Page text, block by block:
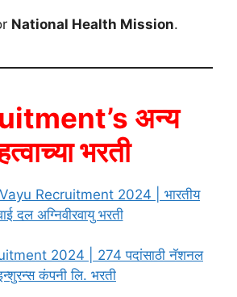
National Health Mission.
अन्य
भरती
Recruitment 2024 | भारतीय
दल अग्निवीरवायु भरती
2024 | 274 पदांसाठी नॅशनल
कंपनी लि. भरती